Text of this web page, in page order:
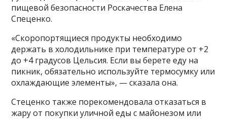
пищевой безопасности Роскачества Елена
Спеценко.
«Скоропортящиеся продукты необходимо
держать в холодильнике при температуре от +2
до +4 градусов Цельсия. Если вы берете еду на
пикник, обязательно используйте термосумку или
охлаждающие элементы», — сказала она.
Стеценко также порекомендовала отказаться в
жару от покупки уличной еды с майонезом или